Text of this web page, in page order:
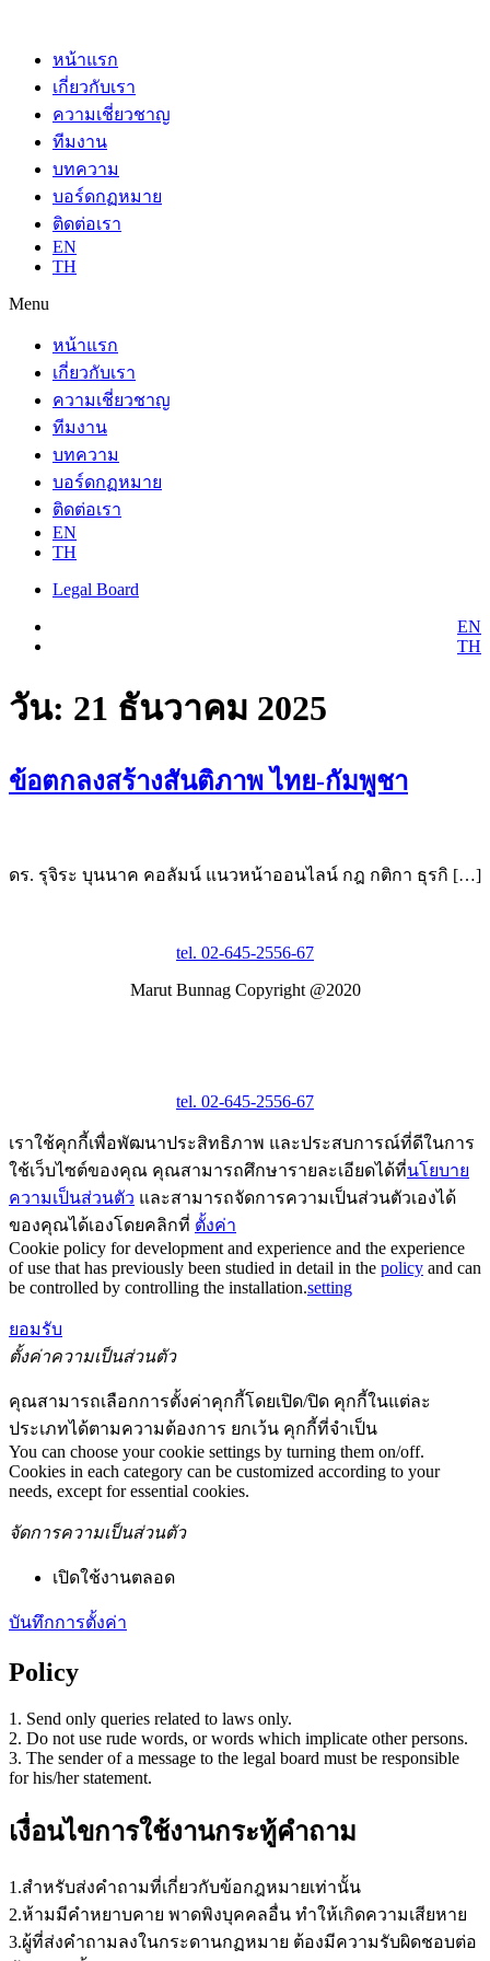
หน้าแรก
เกี่ยวกับเรา
ความเชี่ยวชาญ
ทีมงาน
บทความ
บอร์ดกฏหมาย
ติดต่อเรา
EN
TH
Menu
หน้าแรก
เกี่ยวกับเรา
ความเชี่ยวชาญ
ทีมงาน
บทความ
บอร์ดกฏหมาย
ติดต่อเรา
EN
TH
Legal Board
EN
TH
วัน: 21 ธันวาคม 2025
ข้อตกลงสร้างสันติภาพ ไทย-กัมพูชา
ดร. รุจิระ บุนนาค คอลัมน์ แนวหน้าออนไลน์ กฎ กติกา ธุรกิ […]
tel. 02-645-2556-67
Marut Bunnag Copyright @2020
tel. 02-645-2556-67
เราใช้คุกกี้เพื่อพัฒนาประสิทธิภาพ และประสบการณ์ที่ดีในการ
ใช้เว็บไซต์ของคุณ คุณสามารถศึกษารายละเอียดได้ที่นโยบาย
ความเป็นส่วนตัว และสามารถจัดการความเป็นส่วนตัวเองได้
ของคุณได้เองโดยคลิกที่ ตั้งค่า
Cookie policy for development and experience and the experience
of use that has previously been studied in detail in the policy and can
be controlled by controlling the installation.setting
ยอมรับ
ตั้งค่าความเป็นส่วนตัว
คุณสามารถเลือกการตั้งค่าคุกกี้โดยเปิด/ปิด คุกกี้ในแต่ละ
ประเภทได้ตามความต้องการ ยกเว้น คุกกี้ที่จำเป็น
You can choose your cookie settings by turning them on/off.
Cookies in each category can be customized according to your
needs, except for essential cookies.
จัดการความเป็นส่วนตัว
เปิดใช้งานตลอด
บันทึกการตั้งค่า
Policy
1. Send only queries related to laws only.
2. Do not use rude words, or words which implicate other persons.
3. The sender of a message to the legal board must be responsible
for his/her statement.
เงื่อนไขการใช้งานกระทู้คำถาม
1.สำหรับส่งคำถามที่เกี่ยวกับข้อกฎหมายเท่านั้น
2.ห้ามมีคำหยาบคาย พาดพิงบุคคลอื่น ทำให้เกิดความเสียหาย
3.ผู้ที่ส่งคำถามลงในกระดานกฏหมาย ต้องมีความรับผิดชอบต่อ